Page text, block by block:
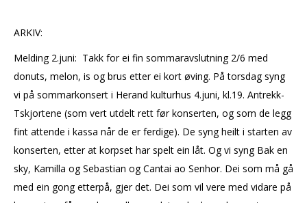
ARKIV:
Melding 2.juni: Takk for ei fin sommaravslutning 2/6 med
donuts, melon, is og brus etter ei kort øving. På torsdag syng
vi på sommarkonsert i Herand kulturhus 4.juni, kl.19. Antrekk-
Tskjortene (som vert utdelt rett før konserten, og som de legg
fint attende i kassa når de er ferdige). De syng heilt i starten av
konserten, etter at korpset har spelt ein låt. Og vi syng Bak en
sky, Kamilla og Sebastian og Cantai ao Senhor. Dei som må gå
med ein gong etterpå, gjer det. Dei som vil vere med vidare på